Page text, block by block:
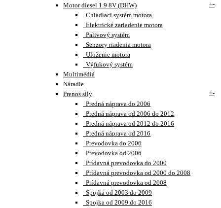
Motor diesel 1.9 8V (DHW)
+-
Chladiaci systém motora
Elektrické zariadenie motora
Palivový systém
Senzory riadenia motora
Uloženie motora
Výfukový systém
Multimédiá
Náradie
Prenos sily
+-
Predná náprava do 2006
Predná náprava od 2006 do 2012
Predná náprava od 2012 do 2016
Predná náprava od 2016
Prevodovka do 2006
Prevodovka od 2006
Prídavná prevodovka do 2000
Prídavná prevodovka od 2000 do 2008
Prídavná prevodovka od 2008
Spojka od 2003 do 2009
Spojka od 2009 do 2016